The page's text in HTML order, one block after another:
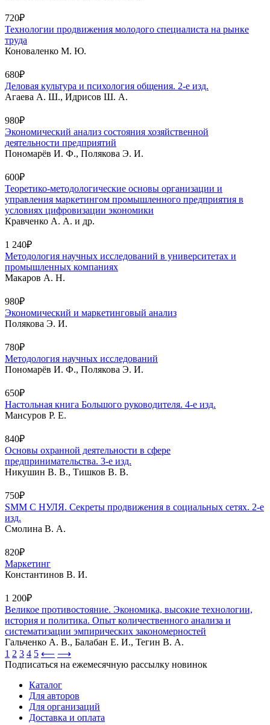
720₽
Технологии продвижения молодого специалиста на рынке
труда
Коноваленко М. Ю.
680₽
Деловая культура и психология общения. 2-е изд.
Агаева А. Ш., Идрисов Ш. А.
980₽
Экономический анализ состояния хозяйственной
деятельности предприятий
Пономарёв И. Ф., Полякова Э. И.
600₽
Теоретико-методологические основы организации и
управления маркетингом промышленного предприятия в
условиях цифровизации экономики
Кравченко А. А. и др.
1 240₽
Методология научных исследований в университетах и
промышленных компаниях
Макаров А. Н.
980₽
Экономический и маркетинговый анализ
Полякова Э. И.
780₽
Методология научных исследований
Пономарёв И. Ф., Полякова Э. И.
650₽
Настольная книга Большого руководителя. 4-е изд.
Мансуров Р. Е.
840₽
Основы охранной деятельности в сфере
предпринимательства. 3-е изд.
Никушин В. В., Тишков В. В.
750₽
SMM С НУЛЯ. Секреты продвижения в социальных сетях. 2-е
изд.
Смолина В. А.
820₽
Маркетинг
Константинов В. И.
1 200₽
Великое противостояние. Экономика, высокие технологии,
история и политика. Опыт количественного анализа и
систематизации эмпирических закономерностей
Гальченко А. В., Балабан Е. И., Тегин В. А.
1 2 3 4 5 ⟵ ⟶
Подписаться на ежемесячную рассылку новинок
Каталог
Для авторов
Для организаций
Доставка и оплата